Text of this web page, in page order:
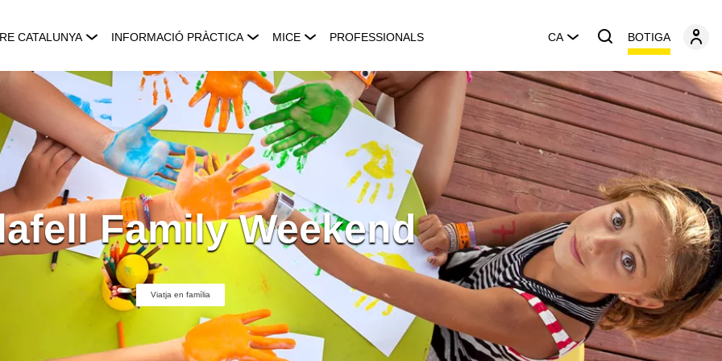
CATALUNYA INFORMACIÓ PRÀCTICA MICE PROFESSIONALS CA BOTIGA
Family Weekend
Viatja en família